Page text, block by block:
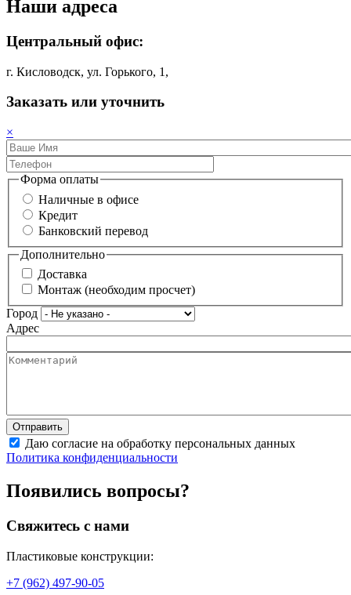
Наши адреса
Центральный офис:
г. Кисловодск, ул. Горького, 1,
Заказать или уточнить
×
Форма оплаты
Наличные в офисе
Кредит
Банковский перевод
Дополнительно
Доставка
Монтаж (необходим просчет)
Город
Адрес
Даю согласие на обработку персональных данных
Политика конфиденциальности
Появились вопросы?
Свяжитесь с нами
Пластиковые конструкции:
+7 (962) 497-90-05